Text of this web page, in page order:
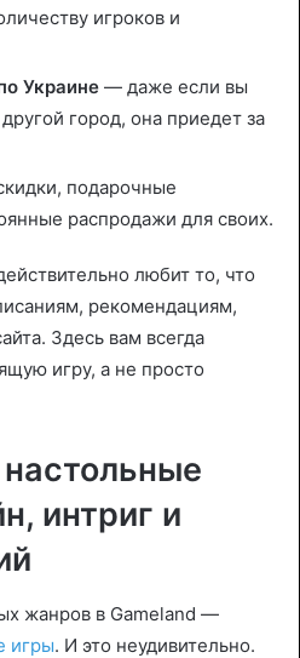
игроков и
Украине — даже если вы
город, она приедет за
подарочные
распродажи для своих.
любит то, что
рекомендациям,
Здесь вам всегда
игру, а не просто
интриг и
жанров в Gameland —
игры. И это неудивительно.